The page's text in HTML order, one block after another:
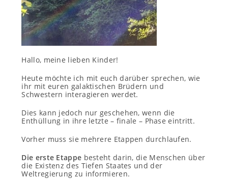
Hallo, meine lieben Kinder!
Heute möchte ich mit euch darüber sprechen, wie
ihr mit euren galaktischen Brüdern und
Schwestern interagieren werdet.
Dies kann jedoch nur geschehen, wenn die
Enthüllung in ihre letzte – finale – Phase eintritt.
Vorher muss sie mehrere Etappen durchlaufen.
Die erste Etappe besteht darin, die Menschen über
die Existenz des Tiefen Staates und der
Weltregierung zu informieren.